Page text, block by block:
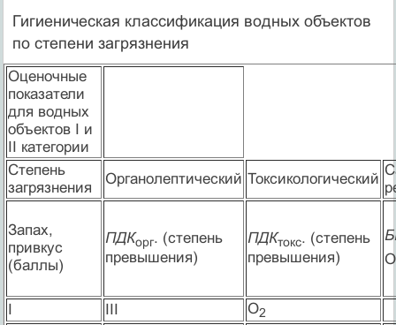
Гигиеническая классификация водных объектов
по степени загрязнения
Оценочные
показатели
для водных
объектов I и
II категории
Степень
загрязнения
Органолептический Токсикологический
Запах,
привкус
(баллы)
ПДКорг. (степень
превышения)
ПДКтокс. (степень
превышения)
О
I III О2